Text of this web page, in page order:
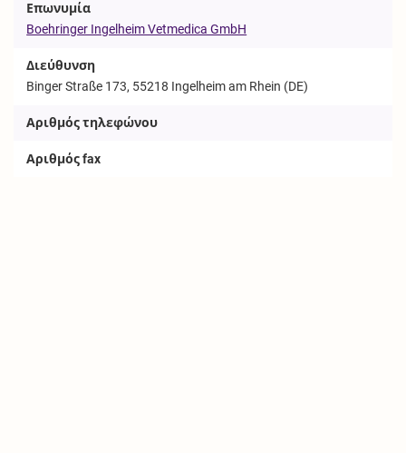
Επωνυμία
Boehringer Ingelheim Vetmedica GmbH
Διεύθυνση
Binger Straße 173, 55218 Ingelheim am Rhein (DE)
Αριθμός τηλεφώνου
Αριθμός fax